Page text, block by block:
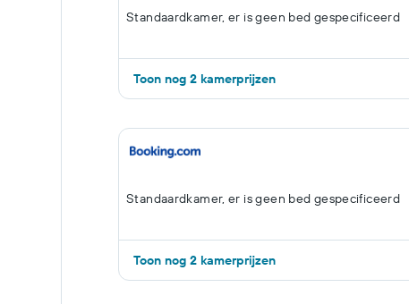
Standaardkamer, er is geen bed gespecificeerd
Toon nog 2 kamerprijzen
Standaardkamer, er is geen bed gespecificeerd
Toon nog 2 kamerprijzen